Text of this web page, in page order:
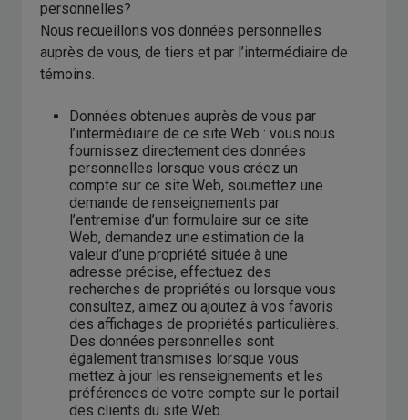
personnelles?
Nous recueillons vos données personnelles
auprès de vous, de tiers et par l’intermédiaire de
témoins.
Données obtenues auprès de vous par
l’intermédiaire de ce site Web : vous nous
fournissez directement des données
personnelles lorsque vous créez un
compte sur ce site Web, soumettez une
demande de renseignements par
l’entremise d’un formulaire sur ce site
Web, demandez une estimation de la
valeur d’une propriété située à une
adresse précise, effectuez des
recherches de propriétés ou lorsque vous
consultez, aimez ou ajoutez à vos favoris
des affichages de propriétés particulières.
Des données personnelles sont
également transmises lorsque vous
mettez à jour les renseignements et les
préférences de votre compte sur le portail
des clients du site Web.